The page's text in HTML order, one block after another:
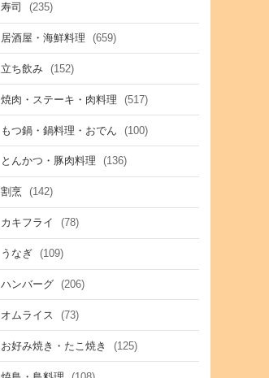
寿司 (235)
居酒屋・海鮮料理 (659)
立ち飲み (152)
焼肉・ステーキ・肉料理 (517)
もつ鍋・鍋料理・おでん (100)
とんかつ・豚肉料理 (136)
割烹 (142)
カキフライ (78)
うなぎ (109)
ハンバーグ (206)
オムライス (73)
お好み焼き・たこ焼き (125)